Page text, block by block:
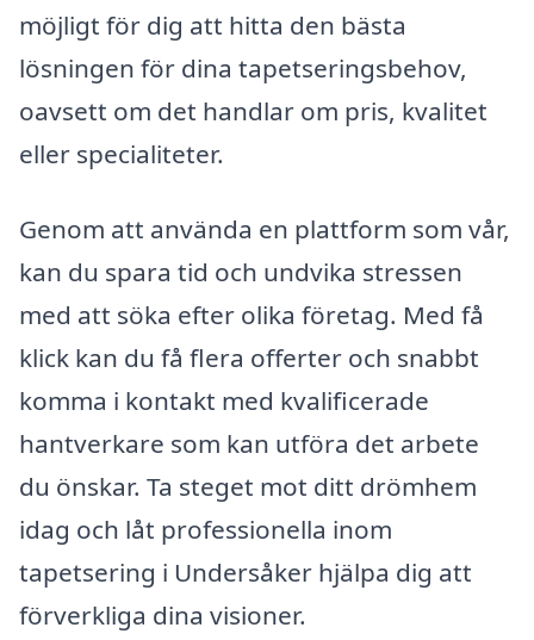
möjligt för dig att hitta den bästa
lösningen för dina tapetseringsbehov,
oavsett om det handlar om pris, kvalitet
eller specialiteter.
Genom att använda en plattform som vår,
kan du spara tid och undvika stressen
med att söka efter olika företag. Med få
klick kan du få flera offerter och snabbt
komma i kontakt med kvalificerade
hantverkare som kan utföra det arbete
du önskar. Ta steget mot ditt drömhem
idag och låt professionella inom
tapetsering i Undersåker hjälpa dig att
förverkliga dina visioner.